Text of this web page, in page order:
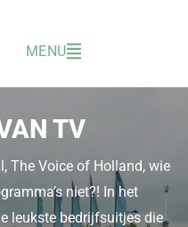
MENU
TV
The Voice of Holland, wie
niet?! In het
leukste bedrijfsuitjes die